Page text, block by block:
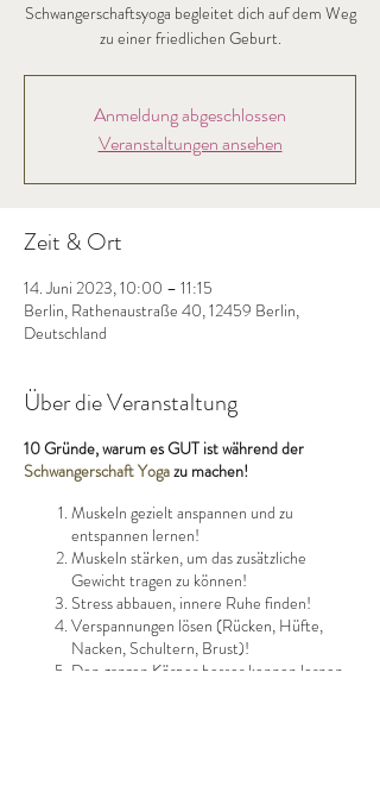
Schwangerschaftsyoga begleitet dich auf dem Weg
zu einer friedlichen Geburt.
Anmeldung abgeschlossen
Veranstaltungen ansehen
Zeit & Ort
14. Juni 2023, 10:00 – 11:15
Berlin, Rathenaustraße 40, 12459 Berlin,
Deutschland
Über die Veranstaltung
10 Gründe,warum es GUT ist während der
Schwangerschaft Yogazu machen!
Muskeln gezielt anspannen und zu
entspannen lernen!
Muskeln stärken, um das zusätzliche
Gewicht tragen zu können!
Stress abbauen, innere Ruhe finden!
Verspannungen lösen (Rücken, Hüfte,
Nacken, Schultern, Brust)!
Den ganzen Körper besser kennen lernen,